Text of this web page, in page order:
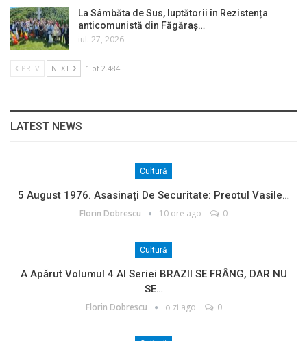
La Sâmbăta de Sus, luptătorii în Rezistența
anticomunistă din Făgăraș…
iul. 27, 2026
PREV NEXT 1 of 2.484
LATEST NEWS
Cultură
5 August 1976. Asasinați De Securitate: Preotul Vasile…
Florin Dobrescu 10 ore ago 0
Cultură
A Apărut Volumul 4 Al Seriei BRAZII SE FRÂNG, DAR NU
SE…
Florin Dobrescu o zi ago 0